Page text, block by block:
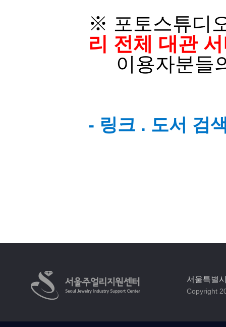
※ 포토스튜디
리 전체 대관
이용자분들
- 링크 . 도서 검
서울특별
Copyright